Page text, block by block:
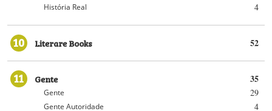
4
História Real
10 52
Literare Books
11 35
Gente
29
Gente
4
Gente Autoridade